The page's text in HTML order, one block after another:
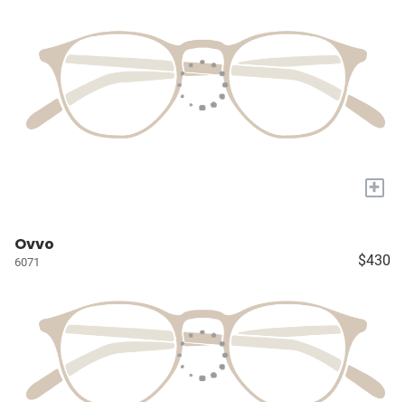
+
Ovvo
6071 $430